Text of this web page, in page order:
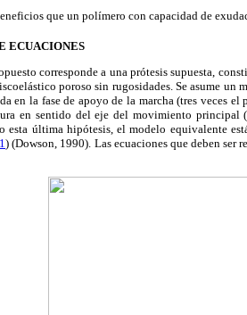
que un polímero con capacidad de
ECUACIONES
corresponde a una prótesis supuesta,
poroso sin rugosidades. Se asume
en la fase de apoyo de la marcha (tres veces
en sentido del eje del movimiento principal
esta última hipótesis, el modelo equivalente
) (Dowson, 1990). Las ecuaciones que deben ser